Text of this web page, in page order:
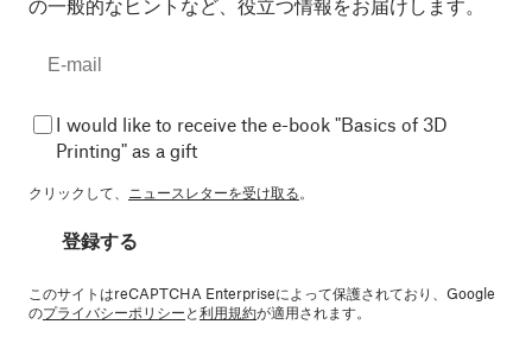
の一般的なヒントなど、役立つ情報をお届けします。
I would like to receive the e-book "Basics of 3D
Printing" as a gift
クリックして、 ニュースレターを受け取る。
登録する
このサイトはreCAPTCHA Enterpriseによって保護されており、Google
のプライバシーポリシーと利用規約が適用されます。